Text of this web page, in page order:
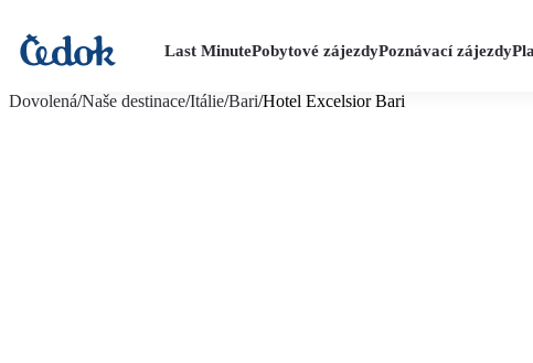
Last MinutePobytové zájezdyPoznávací zájezdy
Dovolená/Naše destinace/Itálie/Bari/Hotel Excelsior Bari